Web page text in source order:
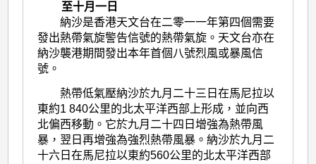
至十月一日
納沙是香港天文台在二零一一年第四個需要
發出熱帶氣旋警告信號的熱帶氣旋。天文台亦在
納沙襲港期間發出本年首個八號烈風或暴風信
號。
熱帶低氣壓納沙於九月二十三日在馬尼拉以
東約1 840公里的北太平洋西部上形成，並向西
北偏西移動。它於九月二十四日增強為熱帶風
暴，翌日再增強為強烈熱帶風暴。納沙於九月二
十六日在馬尼拉以東約560公里的北太平洋西部